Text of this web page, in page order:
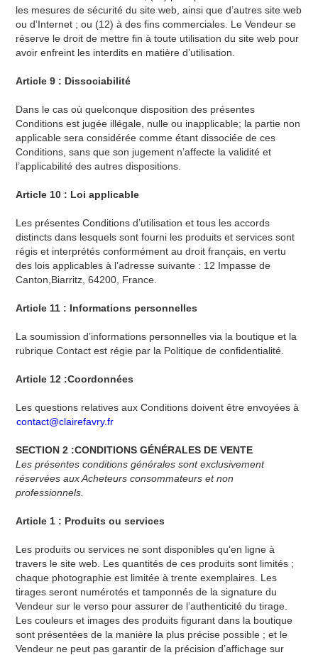
les mesures de sécurité du site web, ainsi que d’autres site web
ou d’Internet ; ou (12) à des fins commerciales. Le Vendeur se
réserve le droit de mettre fin à toute utilisation du site web pour
avoir enfreint les interdits en matière d’utilisation.
Article 9 : Dissociabilité
Dans le cas où quelconque disposition des présentes
Conditions est jugée illégale, nulle ou inapplicable; la partie non
applicable sera considérée comme étant dissociée de ces
Conditions, sans que son jugement n’affecte la validité et
l’applicabilité des autres dispositions.
Article 10 : Loi applicable
Les présentes Conditions d’utilisation et tous les accords
distincts dans lesquels sont fourni les produits et services sont
régis et interprétés conformément au droit français, en vertu
des lois applicables à l’adresse suivante : 12 Impasse de
Canton,Biarritz, 64200, France.
Article 11 : Informations personnelles
La soumission d’informations personnelles via la boutique et la
rubrique Contact est régie par la Politique de confidentialité.
Article 12 :Coordonnées
Les questions relatives aux Conditions doivent être envoyées à
contact@clairefavry.fr
SECTION 2 :CONDITIONS GÉNÉRALES DE VENTE
Les présentes conditions générales sont exclusivement
réservées aux Acheteurs consommateurs et non
professionnels.
Article 1 : Produits ou services
Les produits ou services ne sont disponibles qu’en ligne à
travers le site web. Les quantités de ces produits sont limités ;
chaque photographie est limitée à trente exemplaires. Les
tirages seront numérotés et tamponnés de la signature du
Vendeur sur le verso pour assurer de l’authenticité du tirage.
Les couleurs et images des produits figurant dans la boutique
sont présentées de la manière la plus précise possible ; et le
Vendeur ne peut pas garantir de la précision d’affichage sur